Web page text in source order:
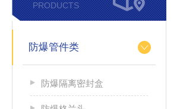
PRODUCTS
防爆管件类
防爆隔离密封盒